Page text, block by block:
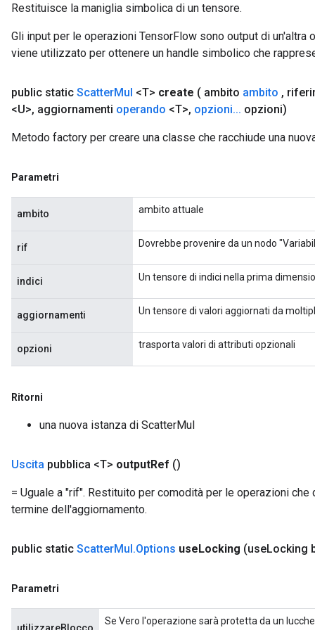
Restituisce la maniglia simbolica di un tensore.
Gli input per le operazioni TensorFlow sono output di un'altra
viene utilizzato per ottenere un handle simbolico che
public static ScatterMul <T> create ( ambito ambito ,
<U>, aggiornamenti operando <T>, opzioni... opzioni)
Metodo factory per creare una classe che racchiude una
Parametri
ambito ambito attuale
rif Dovrebbe provenire da un nodo
indici Un tensore di indici nella prima
aggiornamenti Un tensore di valori aggiornati da
opzioni trasporta valori di attributi opzionali
Ritorni
una nuova istanza di ScatterMul
Uscita pubblica <T> outputRef ()
= Uguale a "rif". Restituito per comodità per le operazioni
termine dell'aggiornamento.
public static ScatterMul.Options useLocking (useLocking
Parametri
Se Vero l'operazione sarà protetta da un